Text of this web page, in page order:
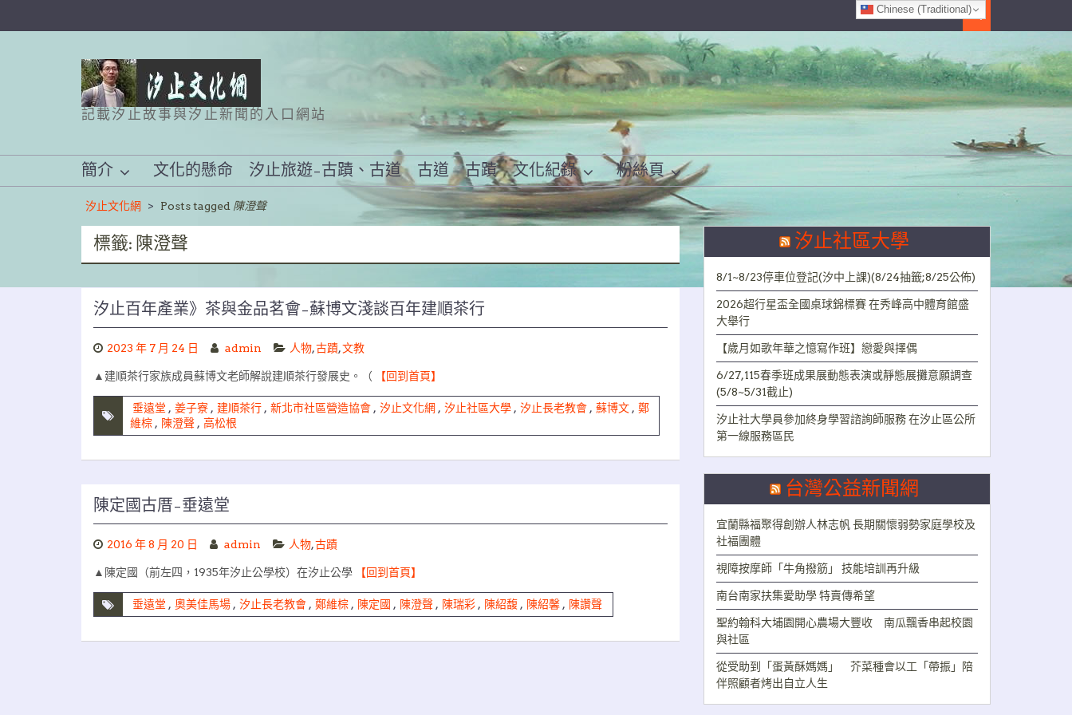
記載汐止故事與汐止新聞的入口網站
簡介 文化的懸命 汐止旅遊–古蹟、古道 古道 古蹟 文化紀錄 粉絲頁
汐止文化網 > Posts tagged 陳澄聲
標籤: 陳澄聲
汐止百年產業》茶與金品茗會–蘇博文淺談百年建順茶行
2023 年 7 月 24 日 admin 人物,古蹟,文教
▲建順茶行家族成員蘇博文老師解說建順茶行發展史。（ 【回到首頁】
垂遠堂 , 姜子寮 , 建順茶行 , 新北市社區營造協會 , 汐止文化網 , 汐止社區大學 , 汐止長老教會 , 蘇博文 , 鄭
維棕 , 陳澄聲 , 高松根
陳定國古厝–垂遠堂
2016 年 8 月 20 日 admin 人物,古蹟
▲陳定國（前左四，1935年汐止公學校）在汐止公學 【回到首頁】
垂遠堂 , 奧美佳馬場 , 汐止長老教會 , 鄭維棕 , 陳定國 , 陳澄聲 , 陳瑞彩 , 陳紹馥 , 陳紹馨 , 陳讚聲
汐止社區大學
8/1~8/23停車位登記(汐中上課)(8/24抽籤;8/25公佈)
2026超行星盃全國桌球錦標賽 在秀峰高中體育館盛
大舉行
【歲月如歌年華之憶寫作班】戀愛與擇偶
6/27,115春季班成果展動態表演或靜態展攤意願調查
(5/8~5/31截止)
汐止社大學員參加終身學習諮詢師服務 在汐止區公所
第一線服務區民
台灣公益新聞網
宜蘭縣福聚得創辦人林志帆 長期關懷弱勢家庭學校及
社福團體
視障按摩師「牛角撥筋」 技能培訓再升級
南台南家扶集愛助學 特賣傳希望
聖約翰科大埔園開心農場大豐收 南瓜飄香串起校園
與社區
從受助到「蛋黃酥媽媽」 芥菜種會以工「帶振」陪
伴照顧者烤出自立人生
Chinese (Traditional)